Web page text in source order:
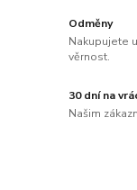
Odměny
Nakupujete
věrnost.
30 dní na
Našim